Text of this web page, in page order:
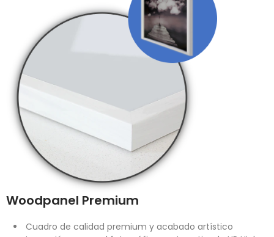
Woodpanel Premium
Cuadro de calidad premium y acabado artístico